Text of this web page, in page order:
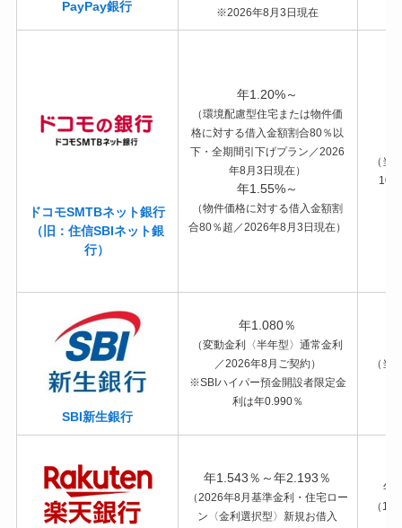
PayPay銀行
※2026年8月3日現在
ドコモSMTBネット銀行
（旧：住信SBIネット銀
行）
年1.20%～
（環境配慮型住宅または物件価
格に対する借入金額割合80％以
下・全期間引下げプラン／2026
年8月3日現在）
年1.55%～
（物件価格に対する借入金額割
合80％超／2026年8月3日現在）
（当
10
SBI新生銀行
年1.080％
（変動金利〈半年型〉通常金利
／2026年8月ご契約）
※SBIハイパー預金開設者限定金
利は年0.990％
（当
年1.543％～年2.193％
（2026年8月基準金利・住宅ロー
ン〈金利選択型〉新規お借入
年
（10